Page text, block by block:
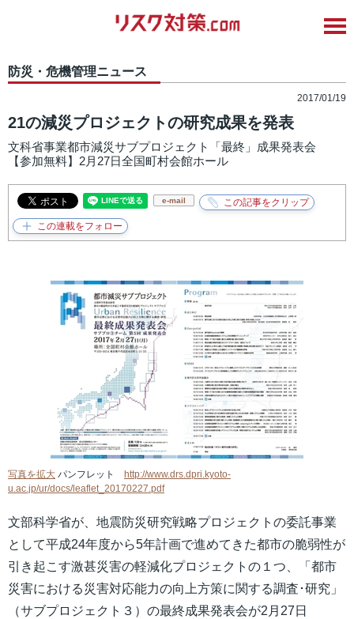
防災・危機管理ニュース
2017/01/19
21の減災プロジェクトの研究成果を発表
文科省事業都市減災サブプロジェクト「最終」成果発表会
【参加無料】2月27日全国町村会館ホール
e-mail
写真を拡大 パンフレット
http://www.drs.dpri.kyoto-
u.ac.jp/ur/docs/leaflet_20170227.pdf
文部科学省が、地震防災研究戦略プロジェクトの委託事業
として平成24年度から5年計画で進めてきた都市の脆弱性が
引き起こす激甚災害の軽減化プロジェクトの１つ、「都市
災害における災害対応能力の向上方策に関する調査･研究」
（サブプロジェクト３）の最終成果発表会が2月27日